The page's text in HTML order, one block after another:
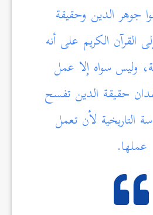
جوهر الدين وحقيقة
القرآن الكريم على أنه
وليس سواه إلا عمل
حقيقة الدين تفسح
التاريخية لأن تعمل
عملها.